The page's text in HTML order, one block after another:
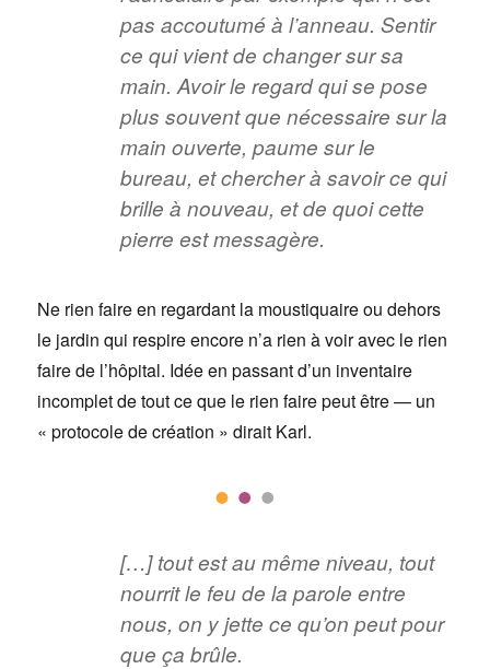
pas accoutumé à l’anneau. Sentir
ce qui vient de changer sur sa
main. Avoir le regard qui se pose
plus souvent que nécessaire sur la
main ouverte, paume sur le
bureau, et chercher à savoir ce qui
brille à nouveau, et de quoi cette
pierre est messagère.
Ne rien faire en regardant la moustiquaire ou dehors
le jardin qui respire encore n’a rien à voir avec le rien
faire de l’hôpital. Idée en passant d’un inventaire
incomplet de tout ce que le rien faire peut être — un
« protocole de création » dirait Karl.
[…] tout est au même niveau, tout
nourrit le feu de la parole entre
nous, on y jette ce qu’on peut pour
que ça brûle.